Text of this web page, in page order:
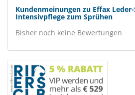
Kundenmeinungen zu Effax
Intensivpflege zum Sprühen
Bisher noch keine Bewertungen